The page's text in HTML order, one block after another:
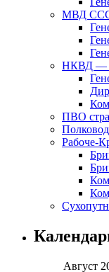
МВД
НКВД —
ПВО
Рабоче-
Август